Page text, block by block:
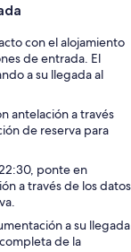
con el alojamiento
de entrada. El
a su llegada al
antelación a través
de reserva para
ponte en
a través de los datos
a su llegada
de la